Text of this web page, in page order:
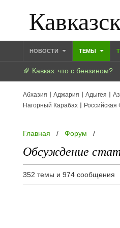
НОВОСТИ ТЕМЫ
Кавказ: что с бензином?
Абхазия Аджария Адыгея
Нагорный Карабах
Главная / Форум /
Обсуждение
352 темы и 974 сообщения